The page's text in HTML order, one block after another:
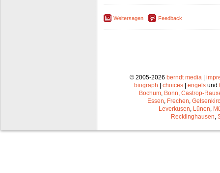
Weitersagen Feedback
© 2005-2026 berndt media|
biograph
choices engels und
Bochum, Bonn, Castrop-
Essen, Frechen,
Leverkusen, Lünen,
Recklinghausen,